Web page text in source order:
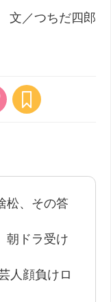
文／つちだ四郎
松、その答
朝ドラ受け
人顔負けロ